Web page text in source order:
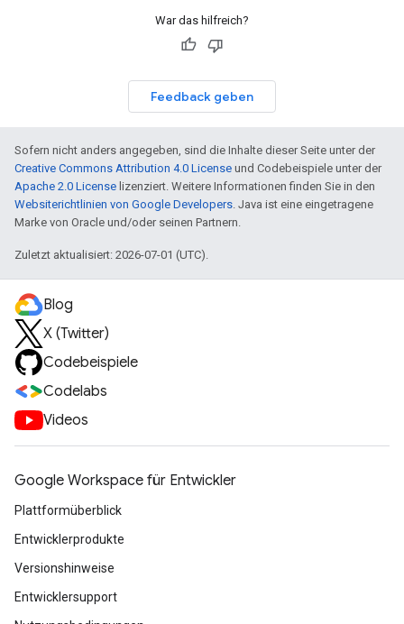
War das hilfreich?
Feedback geben
Sofern nicht anders angegeben, sind die Inhalte dieser Seite unter der
Creative Commons Attribution 4.0 License und Codebeispiele unter der
Apache 2.0 License lizenziert. Weitere Informationen finden Sie in den
Websiterichtlinien von Google Developers. Java ist eine eingetragene
Marke von Oracle und/oder seinen Partnern.
Zuletzt aktualisiert: 2026-07-01 (UTC).
Blog
X (Twitter)
Codebeispiele
Codelabs
Videos
Google Workspace für Entwickler
Plattformüberblick
Entwicklerprodukte
Versionshinweise
Entwicklersupport